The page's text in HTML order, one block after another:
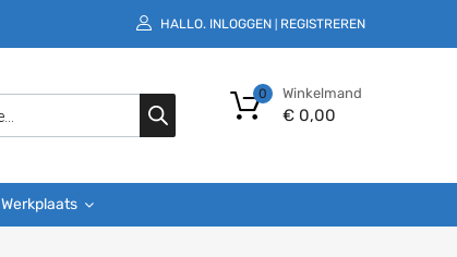
HALLO. INLOGGEN REGISTREREN
Winkelmand
€ 0,00
0
Werkplaats